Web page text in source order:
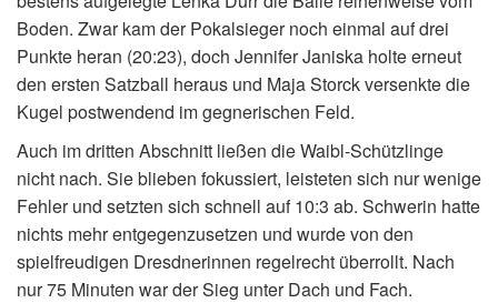
Boden. Zwar kam der Pokalsieger noch einmal auf drei
Punkte heran (20:23), doch Jennifer Janiska holte erneut
den ersten Satzball heraus und Maja Storck versenkte die
Kugel postwendend im gegnerischen Feld.
Auch im dritten Abschnitt ließen die Waibl-Schützlinge
nicht nach. Sie blieben fokussiert, leisteten sich nur wenige
Fehler und setzten sich schnell auf 10:3 ab. Schwerin hatte
nichts mehr entgegenzusetzen und wurde von den
spielfreudigen Dresdnerinnen regelrecht überrollt. Nach
nur 75 Minuten war der Sieg unter Dach und Fach.